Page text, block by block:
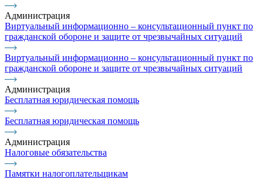
Администрация
Виртуальный информационно – консультационный пункт по
гражданской обороне и защите от чрезвычайных ситуаций
Виртуальный информационно – консультационный пункт по
гражданской обороне и защите от чрезвычайных ситуаций
Администрация
Бесплатная юридическая помощь
Бесплатная юридическая помощь
Администрация
Налоговые обязательства
Памятки налогоплательщикам